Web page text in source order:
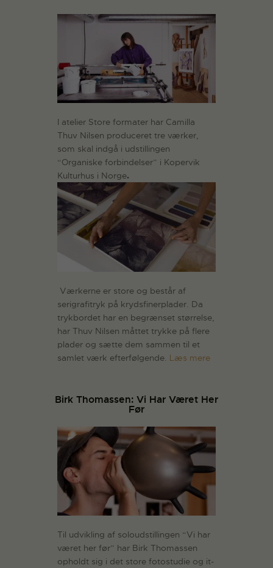
I atelier Store formater har Camilla
Thuv Nilsen produceret tre værker,
som skal indgå i udstillingen
“Organiske forbindelser” i Kopervik
Kulturhus i Norge.
Værkerne er store og består af
serigrafitryk på krydsfinerplader. Da
trykbordet har en begrænset størrelse,
har Thuv Nilsen måttet trykke på flere
plader og sætte dem sammen til et
samlet værk efterfølgende. Læs mere
Birk Thomassen: Vi Har Været Her
Før
Til udvikling af soloudstillingen “Vi har
været her før” har Birk Thomassen
opholdt sig i det store fotostudie og it-